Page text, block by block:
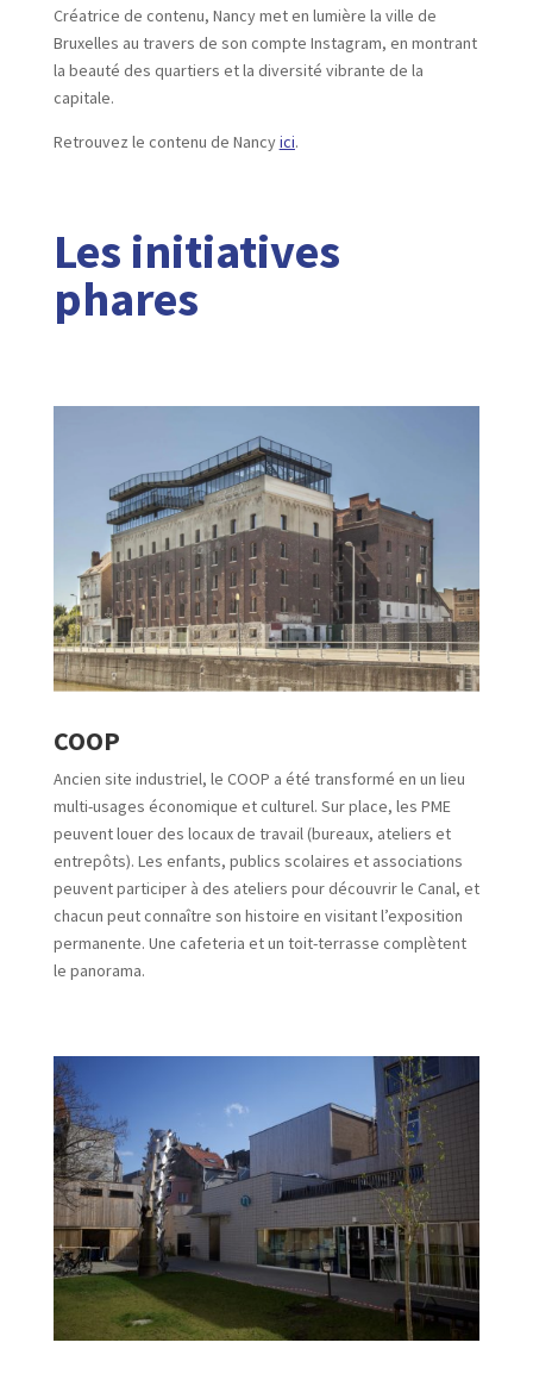
Créatrice de contenu, Nancy met en lumière la ville de
Bruxelles au travers de son compte Instagram, en montrant
la beauté des quartiers et la diversité vibrante de la
capitale.
Retrouvez le contenu de Nancyici.
Les initiatives
phares
COOP
Ancien site industriel, le COOP a été transformé en un lieu
multi-usages économique et culturel. Sur place, les PME
peuvent louer des locaux de travail (bureaux, ateliers et
entrepôts). Les enfants, publics scolaires et associations
peuvent participer à des ateliers pour découvrir le Canal, et
chacun peut connaître son histoire en visitant l’exposition
permanente. Une cafeteria et un toit-terrasse complètent
le panorama.